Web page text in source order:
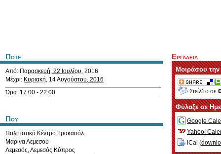
Ποτε
Από: Παρασκευή, 22 Ιουλίου, 2016
Μέχρι: Κυριακή, 14 Αυγούστου, 2016
Ώρα: 17:00 - 22:00
Που
Πολιτιστικό Κέντρο Τρακασόλ
Μαρίνα Λεμεσού
Λεμεσός,Λεμεσός Κύπρος
Εργαλεια
Μοιράσου
Στείλ'το σε
Φύλαξε σε
Google
Yahoo!
iCal (